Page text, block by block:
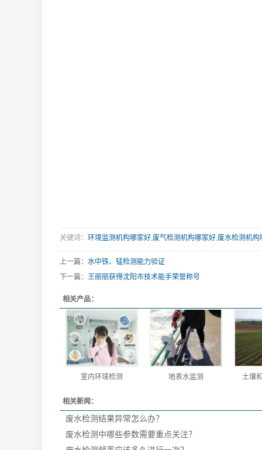
关键词： 环境监测机构哪家好,废气检测机构哪家好,废水检测机构
上一篇： 水中铁、锰检测能力验证
下一篇： 王丽丽获得沈阳市技术能手荣誉称号
相关产品：
室内环境检测 地表水监测 土壤
相关新闻：
废水检测结果异常怎么办？
废水检测中哪些参数需要重点关注？